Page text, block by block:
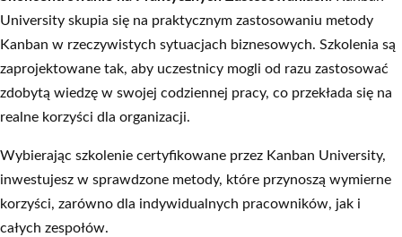
University skupia się na praktycznym zastosowaniu metody
Kanban w rzeczywistych sytuacjach biznesowych. Szkolenia są
zaprojektowane tak, aby uczestnicy mogli od razu zastosować
zdobytą wiedzę w swojej codziennej pracy, co przekłada się na
realne korzyści dla organizacji.
Wybierając szkolenie certyfikowane przez Kanban University,
inwestujesz w sprawdzone metody, które przynoszą wymierne
korzyści, zarówno dla indywidualnych pracowników, jak i
całych zespołów.